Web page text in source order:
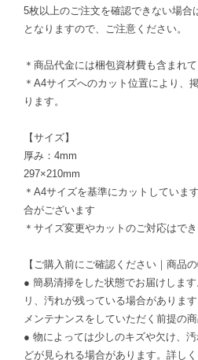
5枚以上のご注文を確認できない場合
となりますので、ご注意ください。
＊商品代金には梱包資材費も含まれて
＊A4サイズへのカット位置により、
ります。
【サイズ】
厚み：4mm
297×210mm
＊A4サイズを基準にカットしていま
合がございます
＊サイズ変更やカットのご対応はでき
【ご購入前にご確認ください｜商品
● 簡易清掃をした状態でお届けしま
リ、汚れが残っている場合がありま
メンテナンスをしていただく前提の
● 物によっては少しのキズや欠け、
どが見られる場合があります。詳し